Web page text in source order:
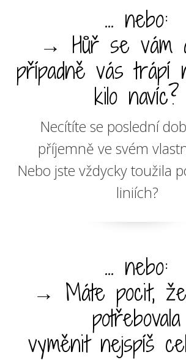
... nebo:
→ Hůř se vám
případně vás trápí
kilo navíc?
Necítíte se poslední
příjemně ve svém
Nebo jste vždycky toužila
liniích?
... nebo:
→ Máte pocit,
potřebovala
vyměnit nejspíš